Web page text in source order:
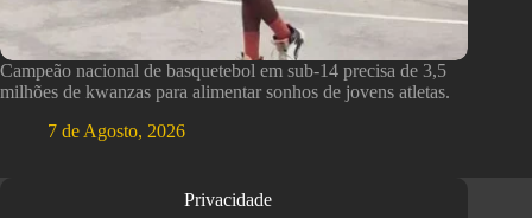
Campeão nacional de basquetebol em sub-14 precisa de 3,5
milhões de kwanzas para alimentar sonhos de jovens atletas.
7 de Agosto, 2026
Privacidade